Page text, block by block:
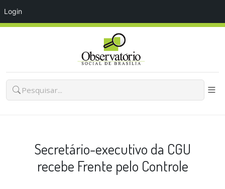
Login
Secretário-executivo da CGU
recebe Frente pelo Controle